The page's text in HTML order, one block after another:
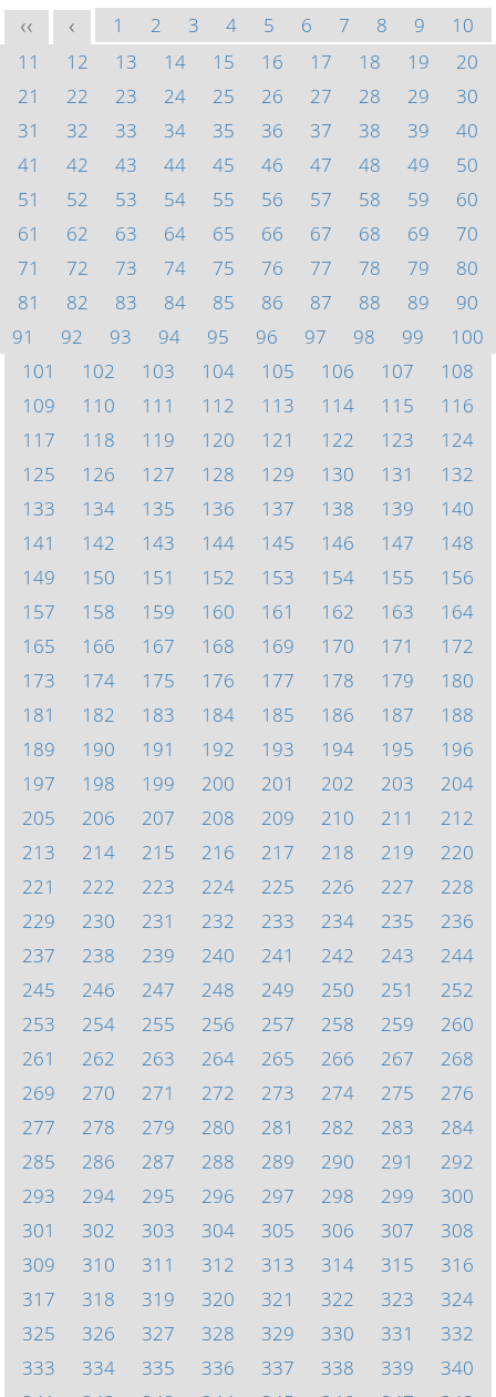
<< < 1 2 3 4 5 6 7 8 9
10
11
12 13 14 15 16 17 18 19
20
21
22 23 24 25 26 27 28 29
30
31
32 33 34 35 36 37 38 39
40
41
42 43 44 45 46 47 48 49
50
51
52 53 54 55 56 57 58 59
60
61
62 63 64 65 66 67 68 69
70
71
72 73 74 75 76 77 78 79
80
81
82 83 84 85 86 87 88 89
90
91
92 93 94 95 96 97 98 99
100
101
102 103 104 105 106 107
108
109
110 111 112 113 114 115
116
117
118 119 120 121 122 123
124
125
126 127 128 129 130 131
132
133
134 135 136 137 138 139
140
141
142 143 144 145 146 147
148
149
150 151 152 153 154 155
156
157
158 159 160 161 162 163
164
165
166 167 168 169 170 171
172
173
174 175 176 177 178 179
180
181
182 183 184 185 186 187
188
189
190 191 192 193 194 195
196
197
198 199 200 201 202 203
204
205
206 207 208 209 210 211
212
213
214 215 216 217 218 219
220
221
222 223 224 225 226 227
228
229
230 231 232 233 234 235
236
237
238 239 240 241 242 243
244
245
246 247 248 249 250 251
252
253
254 255 256 257 258 259
260
261
262 263 264 265 266 267
268
269
270 271 272 273 274 275
276
277
278 279 280 281 282 283
284
285
286 287 288 289 290 291
292
293
294 295 296 297 298 299
300
301
302 303 304 305 306 307
308
309
310 311 312 313 314 315
316
317
318 319 320 321 322 323
324
325
326 327 328 329 330 331
332
333
334 335 336 337 338 339
340